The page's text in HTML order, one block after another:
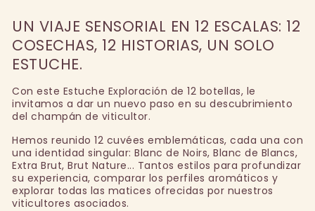
UN VIAJE SENSORIAL EN 12 ESCALAS: 12
COSECHAS, 12 HISTORIAS, UN SOLO
ESTUCHE.
Con este Estuche Exploración de 12 botellas, le
invitamos a dar un nuevo paso en su descubrimiento
del champán de viticultor.
Hemos reunido 12 cuvées emblemáticas, cada una con
una identidad singular: Blanc de Noirs, Blanc de Blancs,
Extra Brut, Brut Nature... Tantos estilos para profundizar
su experiencia, comparar los perfiles aromáticos y
explorar todas las matices ofrecidas por nuestros
viticultores asociados.